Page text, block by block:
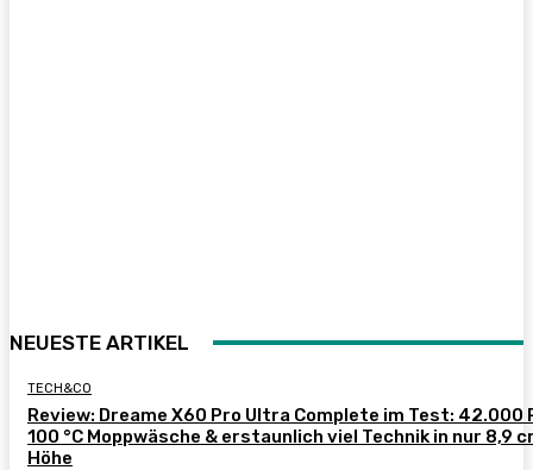
NEUESTE ARTIKEL
TECH&CO
Review: Dreame X60 Pro Ultra Complete im Test: 42.000
100 °C Moppwäsche & erstaunlich viel Technik in nur 8,9
Höhe